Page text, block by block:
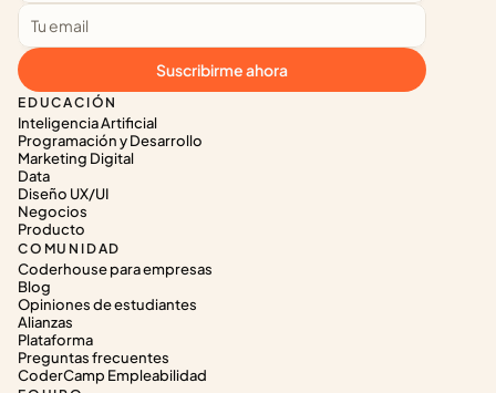
EDUCACIÓN
Inteligencia Artificial
Programación y Desarrollo
Marketing Digital
Data
Diseño UX/UI
Negocios
Producto
COMUNIDAD
Coderhouse para empresas
Blog
Opiniones de estudiantes
Alianzas
Plataforma
Preguntas frecuentes
CoderCamp Empleabilidad
Suscribirme ahora